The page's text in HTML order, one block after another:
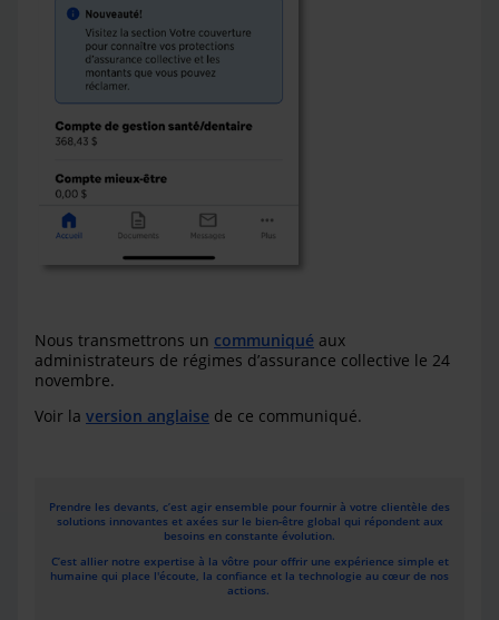
Nous transmettrons un communiqué aux
administrateurs de régimes d’assurance collective le 24
novembre.
Voir la version anglaise de ce communiqué.
Prendre les devants, c’est agir ensemble pour fournir à votre clientèle des
solutions innovantes et axées sur le bien-être global qui répondent aux
besoins en constante évolution.
C’est allier notre expertise à la vôtre pour offrir une expérience simple et
humaine qui place l'écoute, la confiance et la technologie au cœur de nos
actions.